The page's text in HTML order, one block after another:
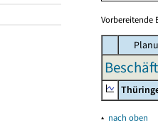
Vorbereitende
▴ nach oben